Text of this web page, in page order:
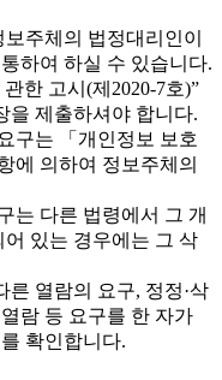
주체의 법정대리인이
하여 하실 수 있습니다.
한 고시(제2020-7호)”
을 제출하셔야 합니다.
구는 「개인정보 보호
에 의하여 정보주체의
는 다른 법령에서 그 개
있는 경우에는 그 삭
열람의 요구, 정정·삭
람 등 요구를 한 자가
확인합니다.